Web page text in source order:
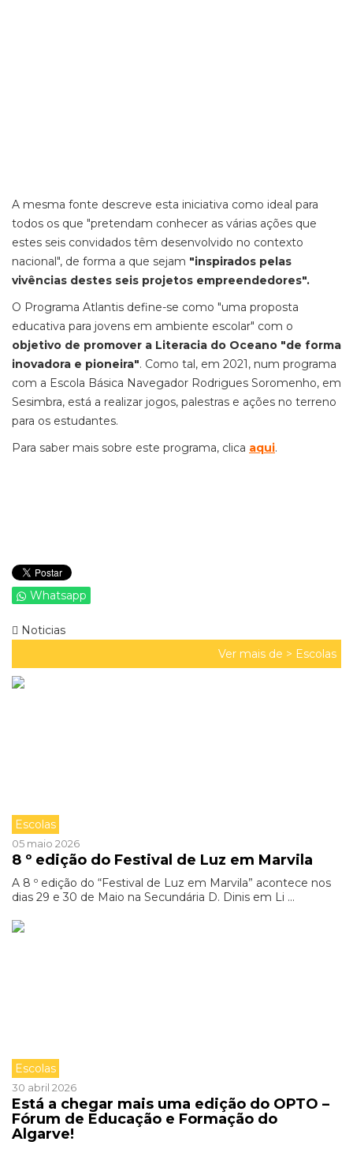
A mesma fonte descreve esta iniciativa como ideal para
todos os que "pretendam conhecer as várias ações que
estes seis convidados têm desenvolvido no contexto
nacional", de forma a que sejam "inspirados pelas
vivências destes seis projetos empreendedores".
O Programa Atlantis define-se como "uma proposta
educativa para jovens em ambiente escolar" com o
objetivo de promover a Literacia do Oceano "de forma
inovadora e pioneira". Como tal, em 2021, num programa
com a Escola Básica Navegador Rodrigues Soromenho, em
Sesimbra, está a realizar jogos, palestras e ações no terreno
para os estudantes.
Para saber mais sobre este programa, clica aqui.
Whatsapp
Noticias
Ver mais de > Escolas
Escolas
05 maio 2026
8 º edição do Festival de Luz em Marvila
A 8 º edição do “Festival de Luz em Marvila” acontece nos
dias 29 e 30 de Maio na Secundária D. Dinis em Li ...
Escolas
30 abril 2026
Está a chegar mais uma edição do OPTO –
Fórum de Educação e Formação do
Algarve!